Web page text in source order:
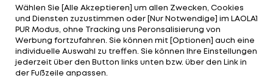
3. Hilf mit, eine Jubel-Welle quer durch das Land
gehen zu lassen, indem du drei deiner Freunde
nominierst, ebenfalls ein Jubel-Video zu posten.
Natürlich nur wer möchte.
Wählen Sie [Alle Akzeptieren] um allen Zwecken, Cookies
und Diensten zuzustimmen oder [Nur Notwendige] im LAOLA1
PUR Modus, ohne Tracking uns Peronsalisierung von
Werbung fortzufahren. Sie können mit [Optionen] auch eine
individuelle Auswahl zu treffen. Sie können Ihre Einstellungen
jederzeit über den Button links unten bzw. über den Link in
der Fußzeile anpassen.